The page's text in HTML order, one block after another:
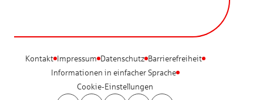
Kontakt Impressum Datenschutz Barrierefreiheit
Informationen in einfacher Sprache
Cookie-Einstellungen